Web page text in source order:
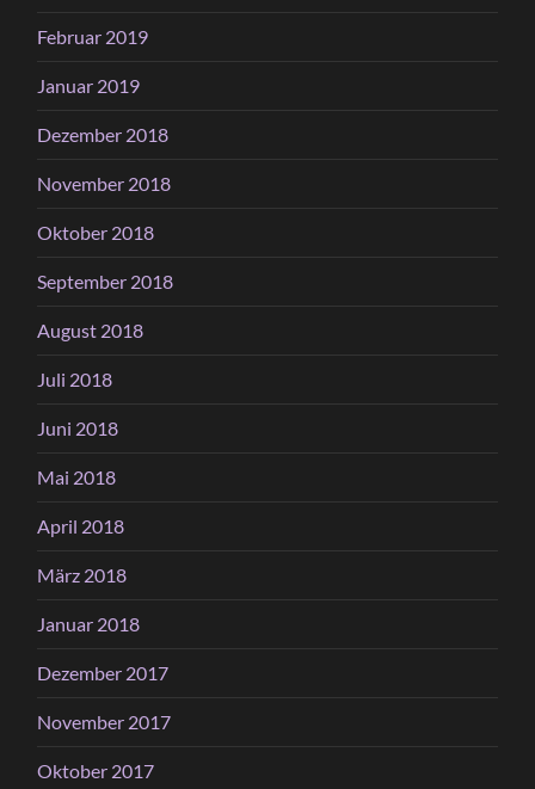
Februar 2019
Januar 2019
Dezember 2018
November 2018
Oktober 2018
September 2018
August 2018
Juli 2018
Juni 2018
Mai 2018
April 2018
März 2018
Januar 2018
Dezember 2017
November 2017
Oktober 2017